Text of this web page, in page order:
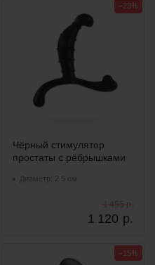
Чёрный стимулятор
простаты с рёбрышками
Диаметр: 2.5 см
1 120 р.
1 455 р.
−23%
−15%